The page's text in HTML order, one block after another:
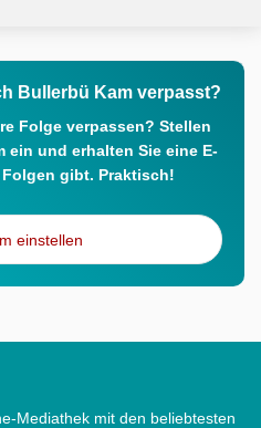
Bullerbü Kam verpasst?
Folge verpassen? Stellen
ein und erhalten Sie eine E-
gibt. Praktisch!
einstellen
Mediathek mit den beliebtesten